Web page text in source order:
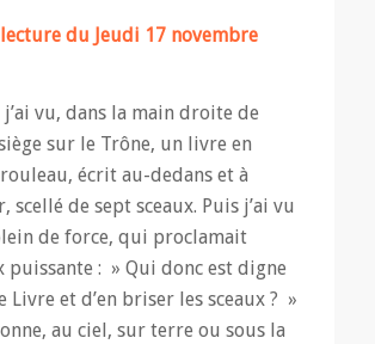
du Jeudi 17 novembre
j’ai vu, dans la main droite de
sur le Trône, un livre en
écrit au-dedans et à
scellé de sept sceaux. Puis j’ai vu
de force, qui proclamait
puissante : » Qui donc est digne
Livre et d’en briser les sceaux ? »
au ciel, sur terre ou sous la